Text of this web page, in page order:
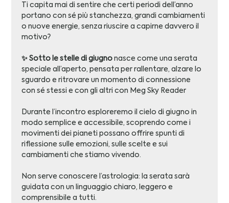
Ti capita mai di sentire che certi periodi dell’anno
portano con sé più stanchezza, grandi cambiamenti
o nuove energie, senza riuscire a capirne davvero il
motivo?
✨ Sotto le stelle di giugno nasce come una serata
speciale all’aperto, pensata per rallentare, alzare lo
sguardo e ritrovare un momento di connessione
con sé stessi e con gli altri con Meg Sky Reader
Durante l’incontro esploreremo il cielo di giugno in
modo semplice e accessibile, scoprendo come i
movimenti dei pianeti possano offrire spunti di
riflessione sulle emozioni, sulle scelte e sui
cambiamenti che stiamo vivendo.
Non serve conoscere l’astrologia: la serata sarà
guidata con un linguaggio chiaro, leggero e
comprensibile a tutti.